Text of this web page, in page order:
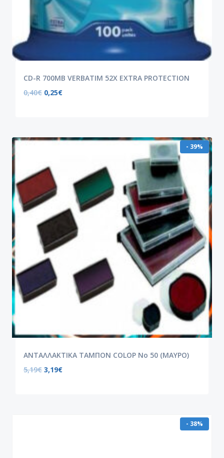
CD-R 700MB VERBATIM 52X EXTRA PROTECTION
0,40€ 0,25€
- 39%
ΑΝΤΑΛΛΑΚΤΙΚΑ ΤΑΜΠΟΝ COLOP Νο 50 (ΜΑΥΡΟ)
5,19€ 3,19€
- 38%